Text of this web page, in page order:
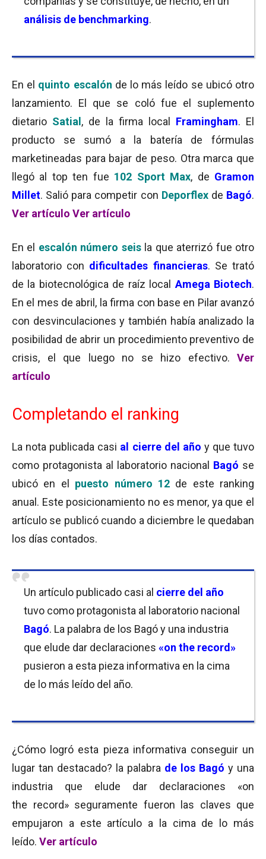
análisis de benchmarking.
En el quinto escalón de lo más leído se ubicó otro
lanzamiento. El que se coló fue el suplemento
dietario Satial , de la firma local Framingham. El
producto se sumó a la batería de fórmulas
marketineadas para bajar de peso. Otra marca que
llegó al top ten fue 102 Sport Max, de Gramon
Millet. Salió para competir con Deporflex de Bagó.
Ver artículo Ver artículo
En el escalón número seisla que aterrizó fue otro
laboratorio con dificultades financieras. Se trató
de la biotecnológica de raíz local Amega Biotech.
En el mes de abril, la firma con base en Pilar avanzó
con desvinculaciones y también había analizado la
posibilidad de abrir un procedimiento preventivo de
crisis, el que luego no se hizo efectivo. Ver
artículo
Completando el ranking
La nota publicada casi al cierre del año y que tuvo
como protagonista al laboratorio nacional Bagó se
ubicó en el puesto número 12de este ranking
anual. Este posicionamiento no es menor, ya que el
artículo se publicó cuando a diciembre le quedaban
los días contados.
Un artículo publicado casi al cierre del año
tuvo como protagonista al laboratorio nacional
Bagó. La palabra de los Bagó y una industria
que elude dar declaraciones «on the record»
pusieron a esta pieza informativa en la cima
de lo más leído del año.
¿Cómo logró esta pieza informativa conseguir un
lugar tan destacado? la palabra de los Bagó y una
industria que elude dar declaraciones «on
the record» seguramente fueron las claves que
empujaron a este artículo a la cima de lo más
leído. Ver artículo